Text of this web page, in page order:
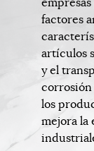
factores
artículos
y el
corrosión
los
mejora la